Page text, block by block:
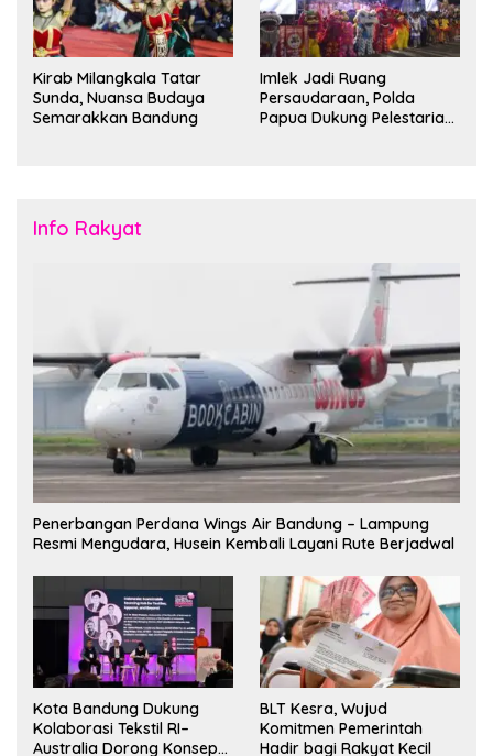
Kirab Milangkala Tatar
Sunda, Nuansa Budaya
Semarakkan Bandung
Imlek Jadi Ruang
Persaudaraan, Polda
Papua Dukung Pelestarian
Info Rakyat
Penerbangan Perdana Wings Air Bandung – Lampung
Resmi Mengudara, Husein Kembali Layani Rute Berjadwal
Kota Bandung Dukung
Kolaborasi Tekstil RI–
Australia Dorong Konsep
BLT Kesra, Wujud
Komitmen Pemerintah
Hadir bagi Rakyat Kecil